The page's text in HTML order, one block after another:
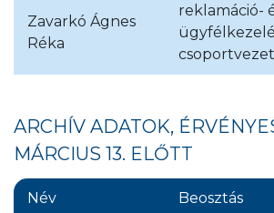
Zavarkó Ágnes
Réka
reklamáció-
ARCHÍV ADATOK,
MÁRCIUS 13. ELŐTT
Név Beosztás